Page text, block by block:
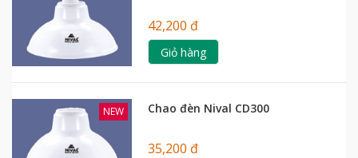
42,200 đ
Giỏ hàng
NEW Chao đèn Nival CD300
35,200 đ